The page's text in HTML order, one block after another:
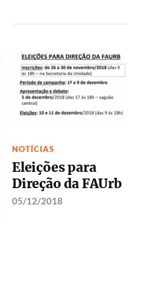
NOTÍCIAS
Eleições para
Direção da FAUrb
05/12/2018